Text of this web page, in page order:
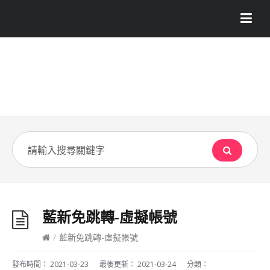
藍新免跳轉-虛擬帳號
/ 藍新免跳轉-虛擬帳號
發布時間： 2021-03-23 最後更新： 2021-03-24 分類：